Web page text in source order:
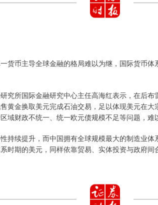
货币主导全球金融的格局难以为继，国际货币
究所国际金融研究中心主任高海红表示，在后
黄金换取美元完成石油交易，足以体现美元在
域财政不统一、统一欧元债规模不足等问题，难
持续提升，而中国拥有全球规模最大的制造业
时期的美元，同样依靠贸易、实体投资与政府